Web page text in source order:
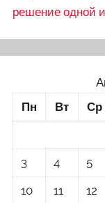
решение одной
Пн Вт Ср
3
4 5
10
11 12